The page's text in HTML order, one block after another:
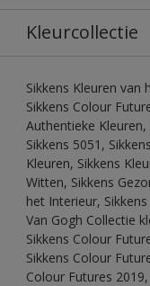
Kleurcollectie
Sikkens Kleuren van
Sikkens Colour
Authentieke
Sikkens 5051,
Kleuren, Sikkens
Witten, Sikkens
het Interieur,
Van Gogh Collectie
Sikkens Colour
Sikkens Colour
Colour Futures